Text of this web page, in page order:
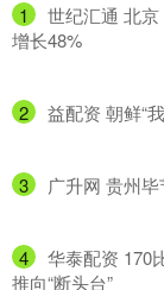
1
世纪汇通 北
增长48%
2 益配资 朝鲜“
3 广升网 贵州
4
华泰配资 170
推向“断头台”